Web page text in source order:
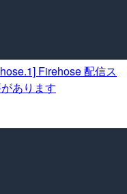
Firehose 配信ス
あります